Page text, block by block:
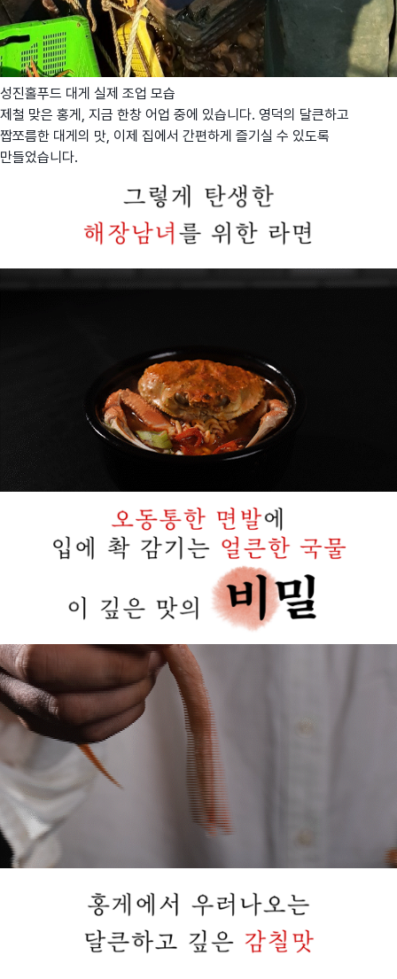
성진홀푸드 대게 실제 조업 모습
제철 맞은 홍게, 지금 한창 어업 중에 있습니다. 영덕의 달큰하고
짭쪼름한 대게의 맛, 이제 집에서 간편하게 즐기실 수 있도록
만들었습니다.